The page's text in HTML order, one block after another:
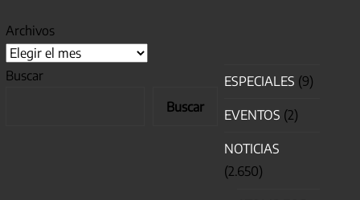
Archivos
Buscar
Buscar
ESPECIALES (9)
EVENTOS (2)
NOTICIAS
(2.650)